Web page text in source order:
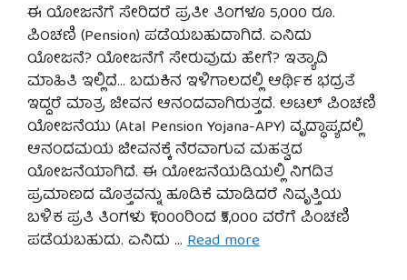
ಈ ಯೋಜನೆಗೆ ಸೇರಿದರೆ ಪ್ರತೀ ತಿಂಗಳೂ 5,000 ರೂ.
ಪಿಂಚಣಿ (Pension) ಪಡೆಯಬಹುದಾಗಿದೆ. ಏನಿದು
ಯೋಜನೆ? ಯೋಜನೆಗೆ ಸೇರುವುದು ಹೇಗೆ? ಇತ್ಯಾದಿ
ಮಾಹಿತಿ ಇಲ್ಲಿದೆ… ಬದುಕಿನ ಇಳಿಗಾಲದಲ್ಲಿ ಆರ್ಥಿಕ ಭದ್ರತೆ
ಇದ್ದರೆ ಮಾತ್ರ ಜೀವನ ಆನಂದವಾಗಿರುತ್ತದೆ. ಅಟಲ್ ಪಿಂಚಣಿ
ಯೋಜನೆಯು (Atal Pension Yojana-APY) ವೃದ್ಧಾಪ್ಯದಲ್ಲಿ
ಆನಂದಮಯ ಜೀವನಕ್ಕೆ ನೆರವಾಗುವ ಮಹತ್ವದ
ಯೋಜನೆಯಾಗಿದೆ. ಈ ಯೋಜನೆಯಡಿಯಲ್ಲಿ ನಿಗದಿತ
ಪ್ರಮಾಣದ ಮೊತ್ತವನ್ನು ಹೂಡಿಕೆ ಮಾಡಿದರೆ ನಿವೃತ್ತಿಯ
ಬಳಿಕ ಪ್ರತಿ ತಿಂಗಳು ₹1,000ರಿಂದ ₹5,000 ವರೆಗೆ ಪಿಂಚಣಿ
ಪಡೆಯಬಹುದು. ಏನಿದು … Read more